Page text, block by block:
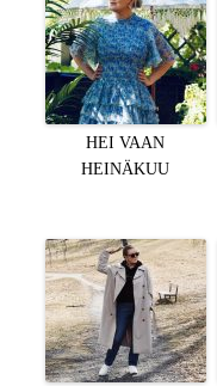
HEI VAAN
HEINÄKUU